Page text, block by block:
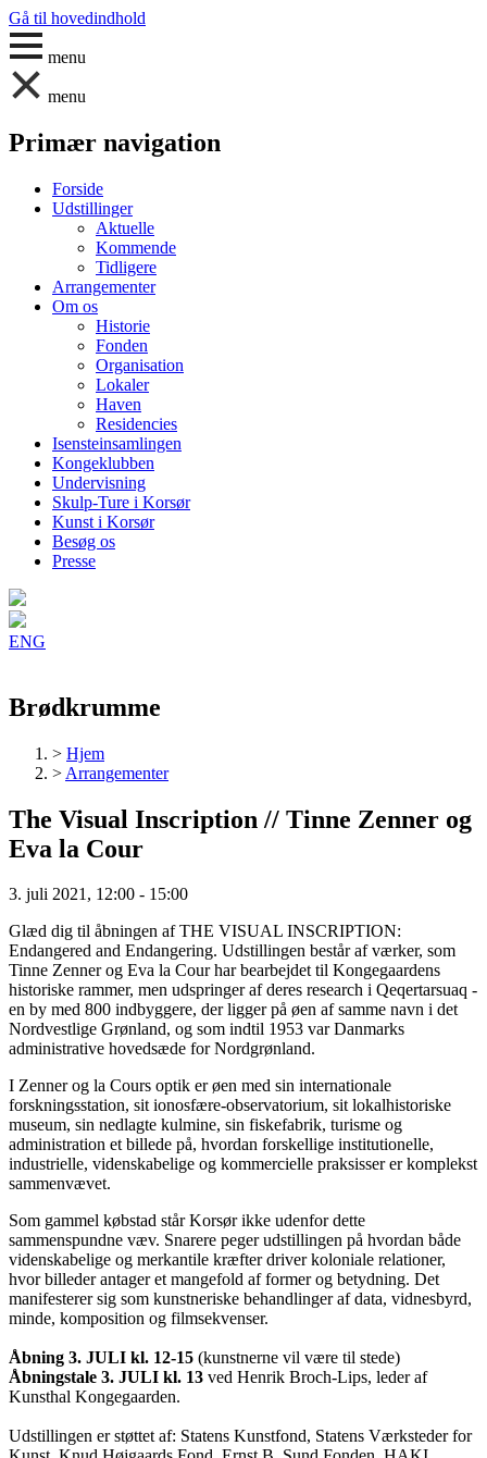
Gå til hovedindhold
menu
menu
Primær navigation
Forside
Udstillinger
Aktuelle
Kommende
Tidligere
Arrangementer
Om os
Historie
Fonden
Organisation
Lokaler
Haven
Residencies
Isensteinsamlingen
Kongeklubben
Undervisning
Skulp-Ture i Korsør
Kunst i Korsør
Besøg os
Presse
ENG
Brødkrumme
> Hjem
> Arrangementer
The Visual Inscription // Tinne Zenner og
Eva la Cour
3. juli 2021, 12:00 - 15:00
Glæd dig til åbningen af THE VISUAL INSCRIPTION:
Endangered and Endangering. Udstillingen består af værker, som
Tinne Zenner og Eva la Cour har bearbejdet til Kongegaardens
historiske rammer, men udspringer af deres research i Qeqertarsuaq -
en by med 800 indbyggere, der ligger på øen af samme navn i det
Nordvestlige Grønland, og som indtil 1953 var Danmarks
administrative hovedsæde for Nordgrønland.
I Zenner og la Cours optik er øen med sin internationale
forskningsstation, sit ionosfære-observatorium, sit lokalhistoriske
museum, sin nedlagte kulmine, sin fiskefabrik, turisme og
administration et billede på, hvordan forskellige institutionelle,
industrielle, videnskabelige og kommercielle praksisser er komplekst
sammenvævet.
Som gammel købstad står Korsør ikke udenfor dette
sammenspundne væv. Snarere peger udstillingen på hvordan både
videnskabelige og merkantile kræfter driver koloniale relationer,
hvor billeder antager et mangefold af former og betydning. Det
manifesterer sig som kunstneriske behandlinger af data, vidnesbyrd,
minde, komposition og filmsekvenser.
Åbning 3. JULI kl. 12-15 (kunstnerne vil være til stede)
Åbningstale 3. JULI kl. 13 ved Henrik Broch-Lips, leder af
Kunsthal Kongegaarden.
Udstillingen er støttet af: Statens Kunstfond, Statens Værksteder for